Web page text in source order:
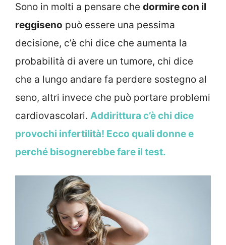
Sono in molti a pensare che dormire con il
reggiseno può essere una pessima
decisione, c’è chi dice che aumenta la
probabilità di avere un tumore, chi dice
che a lungo andare fa perdere sostegno al
seno, altri invece che può portare problemi
cardiovascolari. Addirittura c’è chi dice
provochi infertilità! Ecco quali donne e
perché bisognerebbe fare il test.